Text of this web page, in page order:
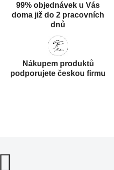
99% objednávek u Vás
doma již do 2 pracovních
dnů
Nákupem produktů
podporujete českou firmu